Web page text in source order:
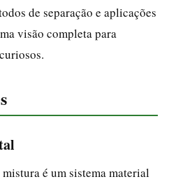
de separação e aplicações
visão completa para
é um sistema material